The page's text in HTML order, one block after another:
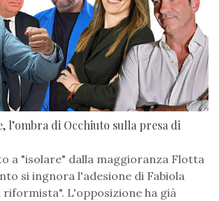
l’ombra di Occhiuto sulla presa di
a "isolare" dalla maggioranza Flotta
si ingnora l'adesione di Fabiola
riformista". L'opposizione ha già